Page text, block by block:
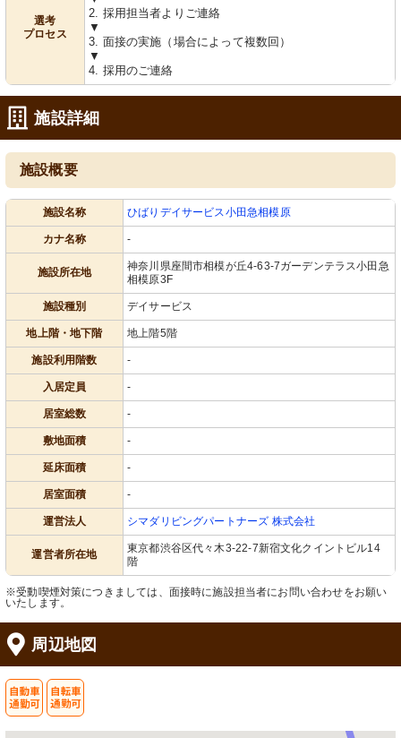
選考
プロセス
2. 採用担当者よりご連絡
▼
3. 面接の実施（場合によって複数回）
▼
4. 採用のご連絡
施設詳細
施設概要
施設名称 ひばりデイサービス小田急相模原
カナ名称 -
施設所在地
神奈川県座間市相模が丘4-63-7ガーデンテラス小田急
相模原3F
施設種別 デイサービス
地上階・地下階 地上階5階
施設利用階数 -
入居定員 -
居室総数 -
敷地面積 -
延床面積 -
居室面積 -
運営法人 シマダリビングパートナーズ 株式会社
運営者所在地
東京都渋谷区代々木3-22-7新宿文化クイントビル14
階
※受動喫煙対策につきましては、面接時に施設担当者にお問い合わせをお願い
いたします。
周辺地図